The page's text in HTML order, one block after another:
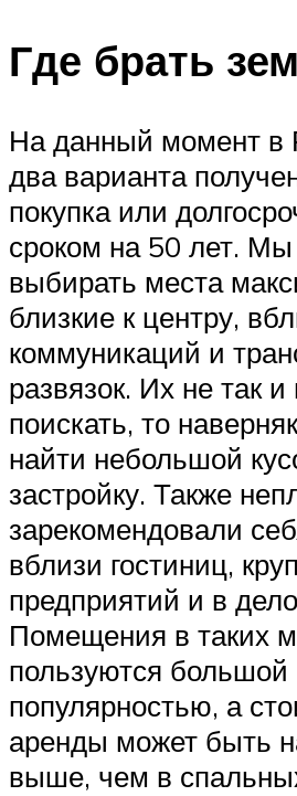
Где брать
На данный момент в
два варианта
покупка или
сроком на 50 лет.
выбирать места
близкие к центру,
коммуникаций и
развязок. Их не так
поискать, то
найти небольшой
застройку. Также
зарекомендовали
вблизи гостиниц,
предприятий и в
Помещения в таких
пользуются большой
популярностью, а
аренды может быть
выше, чем в